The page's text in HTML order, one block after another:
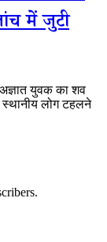
में जुटी
युवक का शव
लोग टहलने